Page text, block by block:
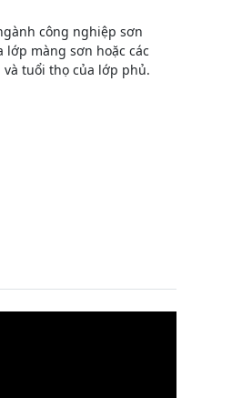
công nghiệp sơn
màng sơn hoặc các
tuổi thọ của lớp phủ.